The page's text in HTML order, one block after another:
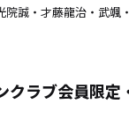
誠・才藤龍治・武
ラブ会員限定